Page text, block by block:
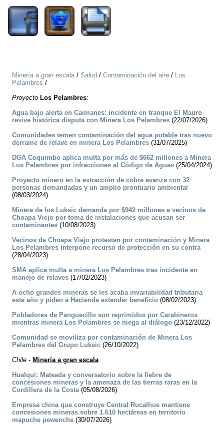
Minería a gran escala/ Salud / Contaminación del aire / Los
Pelambres /
Proyecto Los Pelambres:
Agua bajo alerta en Caimanes: incidente en tranque El Mauro
revive histórica disputa con Minera Los Pelambres (22/07/2026)
Comunidades temen contaminación del agua potable tras nuevo
derrame de relave en minera Los Pelambres (31/07/2025)
DGA Coquimbo aplica multa por más de $662 millones a Minera
Los Pelambres por infracciones al Código de Aguas (25/04/2024)
Proyecto minero en la extracción de cobre avanza con 32
personas demandadas y un amplio prontuario ambiental
(08/03/2024)
Minera de los Luksic demanda por $942 millones a vecinos de
Choapa Viejo por toma de instalaciones que acusan ser
contaminantes (10/08/2023)
Vecinos de Choapa Viejo protestan por contaminación y Minera
Los Pelambres interpone recurso de protección en su contra
(28/04/2023)
SMA aplica multa a minera Los Pelambres tras incidente en
manejo de relaves (17/02/2023)
A ocho grandes mineras se les acaba invariabilidad tributaria
este año y piden a Hacienda extender beneficio (08/02/2023)
Pobladores de Panguecillo son reprimidos por Carabineros
mientras minera Los Pelambres se niega al diálogo (23/12/2022)
Comunidad se moviliza por contaminación de Minera Los
Pelambres del Grupo Luksic (26/10/2022)
Chile - Minería a gran escala
Hualqui: Mateada y conversatorio sobre la fiebre de
concesiones mineras y la amenaza de las tierras raras en la
Cordillera de la Costa(05/08/2026)
Empresa china que construye Central Rucalhue mantiene
concesiones mineras sobre 1.610 hectáreas en territorio
mapuche pewenche (30/07/2026)